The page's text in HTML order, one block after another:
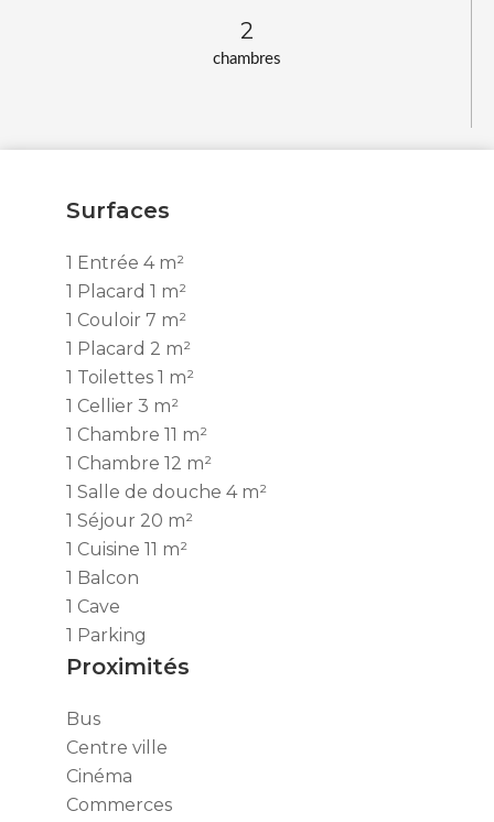
chambres
2
Surfaces
1 Entrée 4 m²
1 Placard 1 m²
1 Couloir 7 m²
1 Placard 2 m²
1 Toilettes 1 m²
1 Cellier 3 m²
1 Chambre 11 m²
1 Chambre 12 m²
1 Salle de douche 4 m²
1 Séjour 20 m²
1 Cuisine 11 m²
1 Balcon
1 Cave
1 Parking
Proximités
Bus
Centre ville
Cinéma
Commerces